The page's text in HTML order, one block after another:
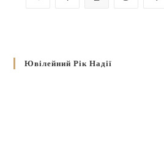
Ювілейний Рік Надії